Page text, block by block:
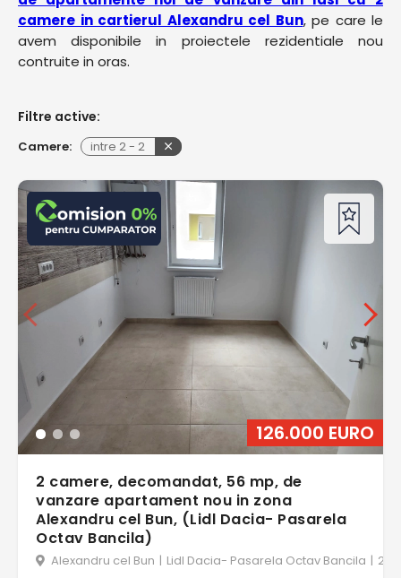
camere in cartierul Alexandru cel Bun, pe care le
avem disponibile in proiectele rezidentiale nou
contruite in oras.
Filtre active:
Camere: intre 2- 2
126.000 EURO
2 camere, decomandat, 56 mp, de
vanzare apartament nou in zona
Alexandru cel Bun, (Lidl Dacia- Pasarela
Octav Bancila)
Alexandru cel Bun | Lidl Dacia- Pasarela Octav Bancila | 2